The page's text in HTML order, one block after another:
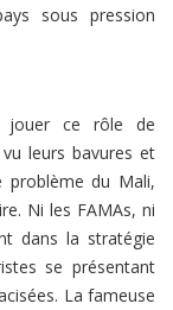
sous pression
jouer ce rôle de
leurs bavures et
problème du Mali,
Ni les FAMAs, ni
dans la stratégie
se présentant
La fameuse